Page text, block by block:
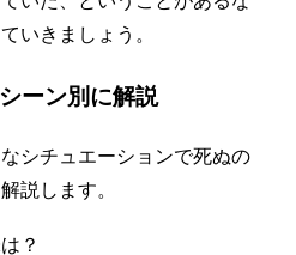
いきましょう。
ーン別に解説
シチュエーションで死ぬの
説します。
？